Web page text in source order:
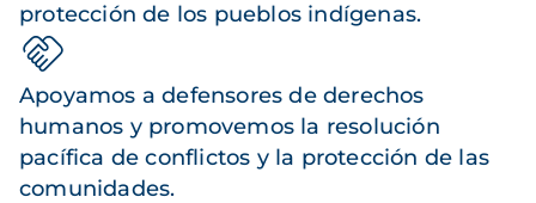
protección de los pueblos indígenas.
Apoyamos a defensores de derechos
humanos y promovemos la resolución
pacífica de conflictos y la protección de las
comunidades.